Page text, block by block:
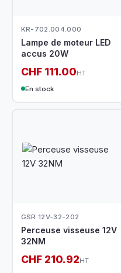
KR-702.004.000
Lampe de moteur LED
accus 20W
CHF 111.00HT
En stock
GSR 12V-32-202
Perceuse visseuse 12V
32NM
CHF 210.92HT